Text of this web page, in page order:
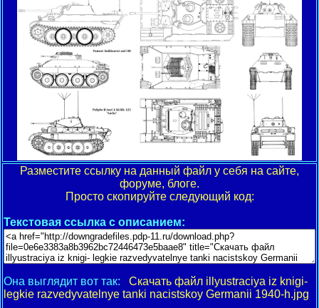
Разместите ссылку на данный файл у себя на сайте,
форуме, блоге.
Просто скопируйте следующий код:
Текстовая ссылка с описанием:
Она выглядит вот так: Скачать файл illyustraciya iz knigi-
legkie razvedyvatelnye tanki nacistskoy Germanii 1940-h.jpg